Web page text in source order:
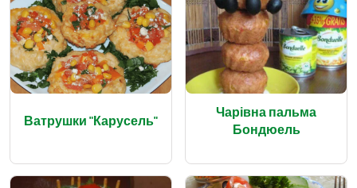
Ватрушки "Карусель"
Чарівна пальма
Бондюель